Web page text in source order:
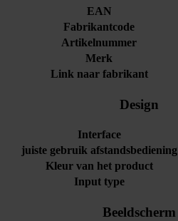
EAN
Fabrikantcode
Artikelnummer
Merk
Link naar fabrikant
Design
Interface
juiste gebruik afstandsbediening
Kleur van het product
Input type
Beeldscherm